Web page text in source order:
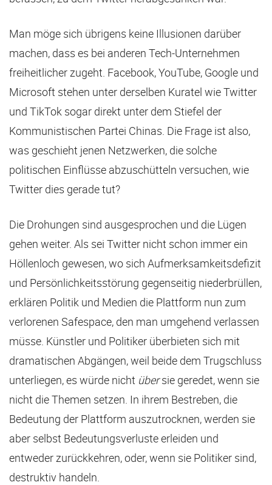
Man möge sich übrigens keine Illusionen darüber
machen, dass es bei anderen Tech-Unternehmen
freiheitlicher zugeht. Facebook, YouTube, Google und
Microsoft stehen unter derselben Kuratel wie Twitter
und TikTok sogar direkt unter dem Stiefel der
Kommunistischen Partei Chinas. Die Frage ist also,
was geschieht jenen Netzwerken, die solche
politischen Einflüsse abzuschütteln versuchen, wie
Twitter dies gerade tut?
Die Drohungen sind ausgesprochen und die Lügen
gehen weiter. Als sei Twitter nicht schon immer ein
Höllenloch gewesen, wo sich Aufmerksamkeitsdefizit
und Persönlichkeitsstörung gegenseitig niederbrüllen,
erklären Politik und Medien die Plattform nun zum
verlorenen Safespace, den man umgehend verlassen
müsse. Künstler und Politiker überbieten sich mit
dramatischen Abgängen, weil beide dem Trugschluss
unterliegen, es würde nicht übersie geredet, wenn sie
nicht die Themen setzen. In ihrem Bestreben, die
Bedeutung der Plattform auszutrocknen, werden sie
aber selbst Bedeutungsverluste erleiden und
entweder zurückkehren, oder, wenn sie Politiker sind,
destruktiv handeln.